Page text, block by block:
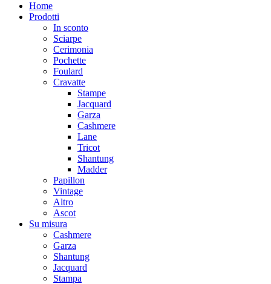
Home
Prodotti
In sconto
Sciarpe
Cerimonia
Pochette
Foulard
Cravatte
Stampe
Jacquard
Garza
Cashmere
Lane
Tricot
Shantung
Madder
Papillon
Vintage
Altro
Ascot
Su misura
Cashmere
Garza
Shantung
Jacquard
Stampa